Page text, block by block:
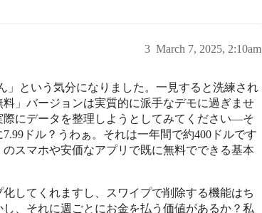
March 7, 2025, 2:10am
3
」という気分になりました。一見すると洗練され
」バージョンは実質的に派手なデモに過ぎませ
にデータを整理しようとしてみてください—そ
ドル？うわぁ。それは一年間で約400ドルです
スマホや安価なアプリで既に無料でできる基本
してくれますし、スワイプで削除する機能はち
、それに週ごとにお金を払う価値があるか？私